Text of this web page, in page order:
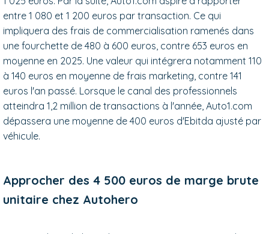
entre 1 080 et 1 200 euros par transaction. Ce qui
impliquera des frais de commercialisation ramenés dans
une fourchette de 480 à 600 euros, contre 653 euros en
moyenne en 2025. Une valeur qui intégrera notamment 110
à 140 euros en moyenne de frais marketing, contre 141
euros l'an passé. Lorsque le canal des professionnels
atteindra 1,2 million de transactions à l'année, Auto1.com
dépassera une moyenne de 400 euros d'Ebitda ajusté par
véhicule.
Approcher des 4 500 euros de marge brute
unitaire chez Autohero